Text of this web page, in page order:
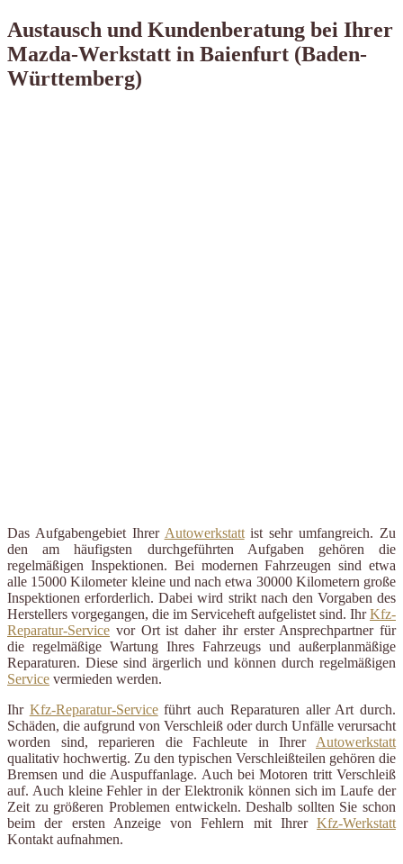
Austausch und Kundenberatung bei Ihrer
Mazda-Werkstatt in Baienfurt (Baden-
Württemberg)
Das Aufgabengebiet Ihrer Autowerkstattist sehr umfangreich. Zu
den am häufigsten durchgeführten Aufgaben gehören die
regelmäßigen Inspektionen. Bei modernen Fahrzeugen sind etwa
alle 15000 Kilometer kleine und nach etwa 30000 Kilometern große
Inspektionen erforderlich. Dabei wird strikt nach den Vorgaben des
Herstellers vorgegangen, die im Serviceheft aufgelistet sind. IhrKfz-
Reparatur-Service vor Ort ist daher ihr erster Ansprechpartner für
die regelmäßige Wartung Ihres Fahrzeugs und außerplanmäßige
Reparaturen. Diese sind ärgerlich und können durch regelmäßigen
Service vermieden werden.
Ihr Kfz-Reparatur-Serviceführt auch Reparaturen aller Art durch.
Schäden, die aufgrund von Verschleiß oder durch Unfälle verursacht
worden sind, reparieren die Fachleute in Ihrer Autowerkstatt
qualitativ hochwertig. Zu den typischen Verschleißteilen gehören die
Bremsen und die Auspuffanlage. Auch bei Motoren tritt Verschleiß
auf. Auch kleine Fehler in der Elektronik können sich im Laufe der
Zeit zu größeren Problemen entwickeln. Deshalb sollten Sie schon
beim der ersten Anzeige von Fehlern mit Ihrer Kfz-Werkstatt
Kontakt aufnahmen.